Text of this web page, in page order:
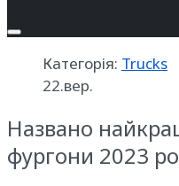
Категорія: Trucks
22.вер.
Названо
фургони 2023